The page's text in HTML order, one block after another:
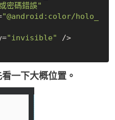
密碼錯誤"
"@android:color/holo_
"invisible" />
一下大概位置。